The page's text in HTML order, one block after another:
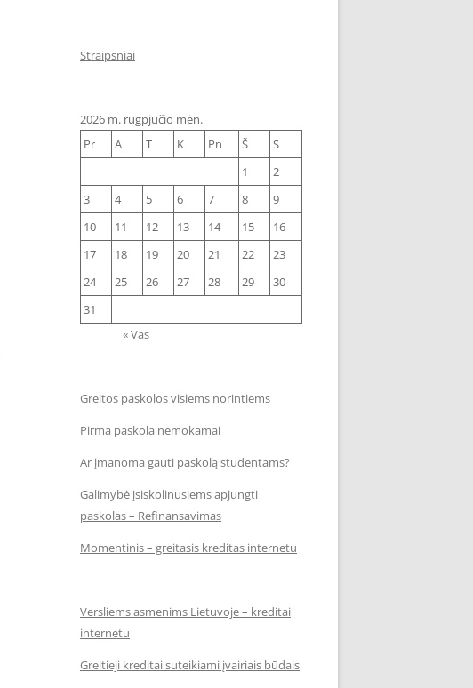
Straipsniai
2026 m. rugpjūčio mėn.
Pr
A T K Pn Š
S
1
2
3
4 5 6 7 8
9
10
11 12 13 14 15
16
17
18 19 20 21 22
23
24
25 26 27 28 29
30
31
« Vas
Greitos paskolos visiems norintiems
Pirma paskola nemokamai
Ar įmanoma gauti paskolą studentams?
Galimybė įsiskolinusiems apjungti
paskolas – Refinansavimas
Momentinis – greitasis kreditas internetu
Versliems asmenims Lietuvoje – kreditai
internetu
Greitieji kreditai suteikiami įvairiais būdais